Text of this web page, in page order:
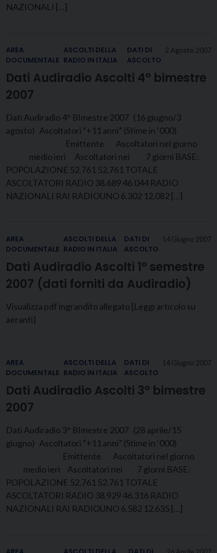
NAZIONALI […]
2 Agosto 2007
AREA
DOCUMENTALE
ASCOLTI DELLA
RADIO IN ITALIA
DATI DI
ASCOLTO
Dati Audiradio Ascolti 4° bimestre
2007
Dati Audiradio 4° BImestre 2007 (16 giugno/3
agosto) Ascoltatori “+11 anni” (Stime in ‘000)
Emittente Ascoltatori nel giorno
medio ieri Ascoltatori nei 7 giorni BASE:
POPOLAZIONE 52.761 52.761 TOTALE
ASCOLTATORI RADIO 38.689 46.044 RADIO
NAZIONALI RAI RADIOUNO 6.302 12.082 […]
14 Giugno 2007
AREA
DOCUMENTALE
ASCOLTI DELLA
RADIO IN ITALIA
DATI DI
ASCOLTO
Dati Audiradio Ascolti 1° semestre
2007 (dati forniti da Audiradio)
Visualizza pdf ingrandito allegato [Leggi articolo su
aeranti]
14 Giugno 2007
AREA
DOCUMENTALE
ASCOLTI DELLA
RADIO IN ITALIA
DATI DI
ASCOLTO
Dati Audiradio Ascolti 3° bimestre
2007
Dati Audiradio 3° BImestre 2007 (28 aprile/15
giugno) Ascoltatori “+11 anni” (Stime in ‘000)
Emittente Ascoltatori nel giorno
medio ieri Ascoltatori nei 7 giorni BASE:
POPOLAZIONE 52.761 52.761 TOTALE
ASCOLTATORI RADIO 38.929 46.316 RADIO
NAZIONALI RAI RADIOUNO 6.582 12.635 […]